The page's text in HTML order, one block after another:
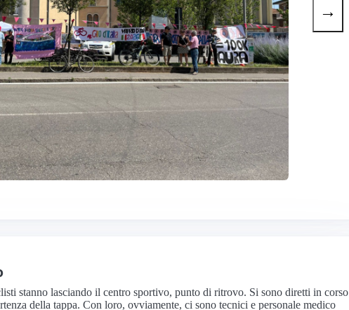
→
stanno lasciando il centro sportivo, punto di ritrovo. Si sono diretti in corso
della tappa. Con loro, ovviamente, ci sono tecnici e personale medico